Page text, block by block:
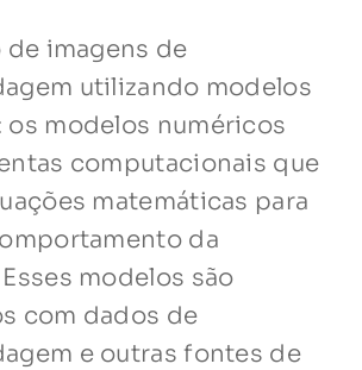
de imagens de
utilizando modelos
os modelos numéricos
computacionais que
matemáticas para
da
modelos são
com dados de
e outras fontes de